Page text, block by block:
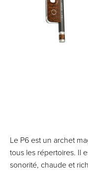
Le P6 est un archet
tous les répertoires. Il
sonorité, chaude et